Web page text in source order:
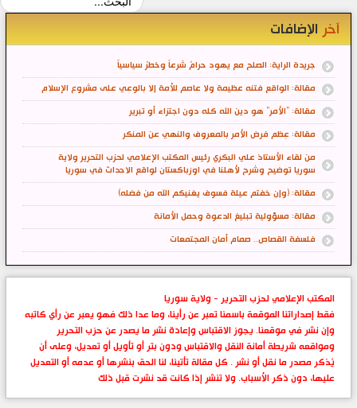
آخر الإضافات
جريدة الراية: الصلح مع يهود حرامٌ شرعاً وخطرٌ سياسياً
مقالة: الواقع فتنه عظيمة ولا عاصم للأمة إلا بالوعي على مشروع الإسلام
مقالة: "الأمر" هو دين الله كله دون اجتزاء أو تبرير
مقالة: عِظم فرض الأمر بالمعروف والنهي عن المنكر
من لقاء الأستاذ علي البكري رئيس المكتب الإعلامي لحزب التحرير ولاية
سوريا توضيح وشرح لأهلنا في اوزباكستان لواقع الاحداث في سوريا
مقالة: (وإن خفتم عيلة فسوف يغنيكم الله من فضله)
مقالة: مسؤولية تبليغ الدعوة وحمل الأمانة
فلسفة القصاص.. صمام أمان المجتمعات
المكتب الإعلامي لحزب التحرير - ولاية سوريا
فقط إصداراتنا الموقعة باسمنا تعبر عن رأينا، وما عدا ذلك فهو يعبر عن رأي كاتبه
وإن نشر في موقعنا. يجوز الاقتباس وإعادة نشر ما يصدر عن حزب التحرير
ومواقعه شريطة أمانة النقل والاقتباس ودون بتر أو تأويل أو تعديل، وعلى أن
يُذكر مصدر ما نقل أو نشر . كل مقالة تأتينا، لنا الحق بنشرها أو عدمه أو التعديل
عليها، دون ذكر الأسباب. ولا تنشر إذا كانت قد نشرت قبل ذلك